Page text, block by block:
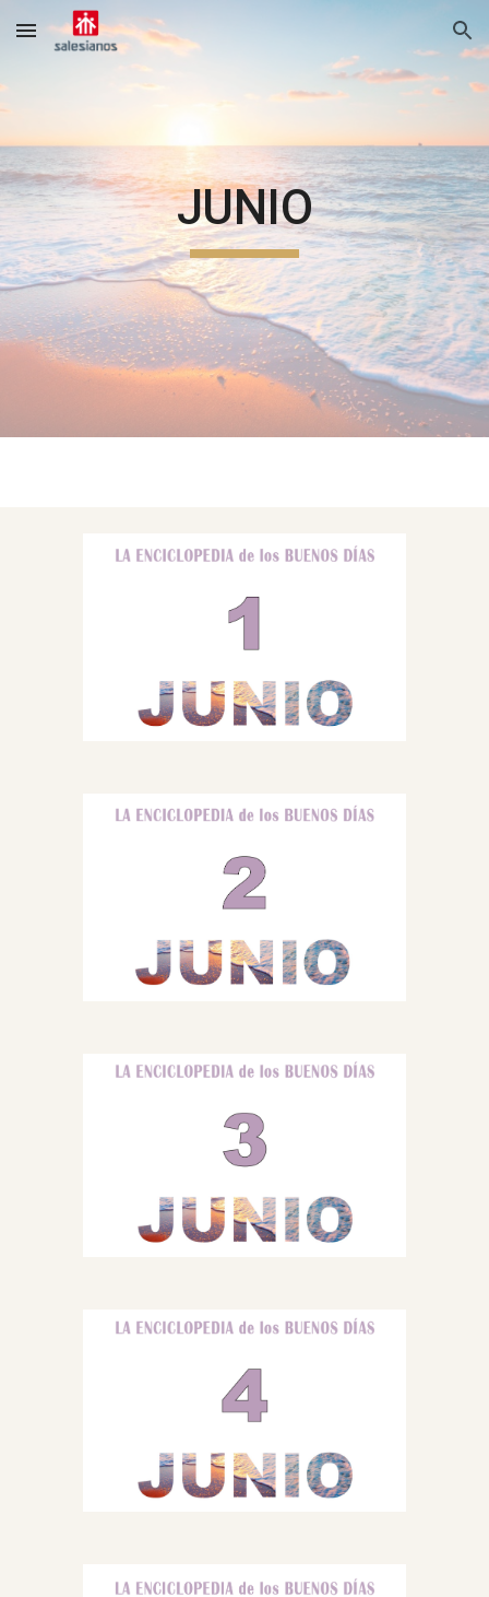
Skip to main content Skip to navigation
JUNIO